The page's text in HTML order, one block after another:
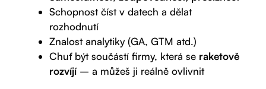
Schopnost číst v datech a dělat
rozhodnutí
Znalost analytiky (GA, GTM atd.)
Chuť být součástí firmy, která se raketově
rozvíjí– a můžeš ji reálně ovlivnit